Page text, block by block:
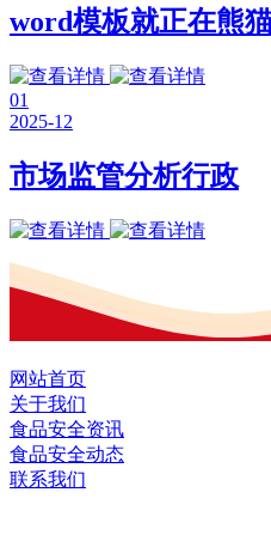
word模板就正在熊
01
2025-12
市场监管分析行政
网站首页
关于我们
食品安全资讯
食品安全动态
联系我们